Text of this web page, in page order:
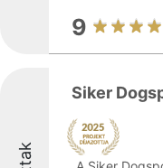
9
Siker